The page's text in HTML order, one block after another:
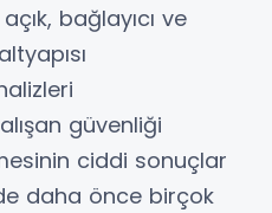
bağlayıcı ve
güvenliği
ciddi sonuçlar
daha önce birçok